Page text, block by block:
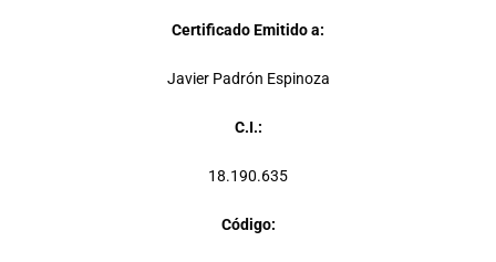
Certificado Emitido a:
Javier Padrón Espinoza
C.I.:
18.190.635
Código: